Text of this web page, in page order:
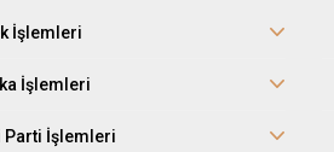
İşlemleri
İşlemleri
Parti İşlemleri